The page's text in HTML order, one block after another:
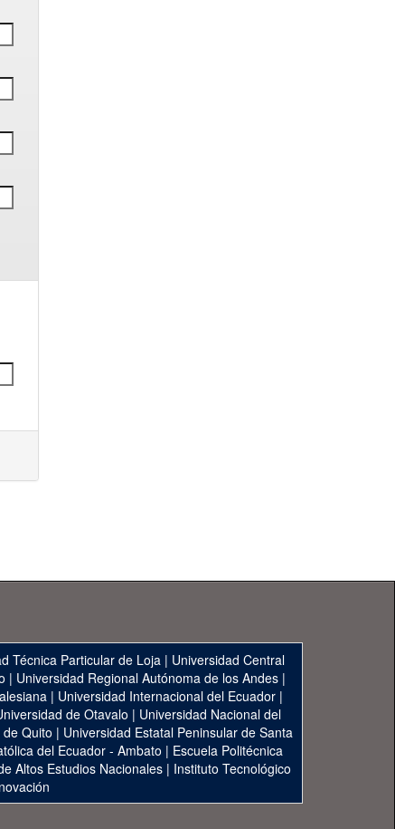
Técnica Particular de Loja | Universidad Central
| Universidad Regional Autónoma de los Andes|
| Universidad Internacional del Ecuador|
de Otavalo | Universidad Nacional del
Quito | Universidad Estatal Peninsular de Santa
del Ecuador - Ambato | Escuela Politécnica
Altos Estudios Nacionales | Instituto Tecnológico